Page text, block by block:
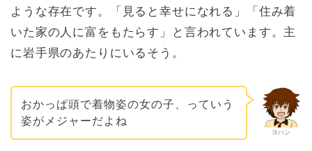
ような存在です。「見ると幸せになれる」「住み着
いた家の人に富をもたらす」と言われています。主
に岩手県のあたりにいるそう。
ヨハン
おかっぱ頭で着物姿の女の子、っていう
姿がメジャーだよね